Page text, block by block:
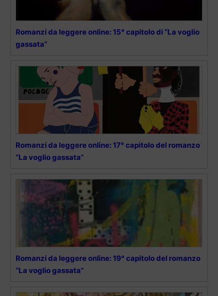
Romanzi da leggere online: 15° capitolo di “La voglio
gassata”
Romanzi da leggere online: 17° capitolo del romanzo
“La voglio gassata”
Romanzi da leggere online: 19° capitolo del romanzo
“La voglio gassata”